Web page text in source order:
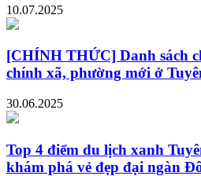
10.07.2025
[CHÍNH THỨC] Danh sách
chính xã, phường mới ở
30.06.2025
Top 4 điểm du lịch xanh
khám phá vẻ đẹp đại ngàn